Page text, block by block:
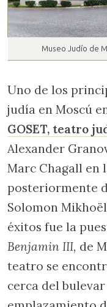
Museo Judío de
Uno de los
judía en Moscú
GOSET, teatro
Alexander
Marc Chagall en
posteriormente
Solomon
éxitos fue la
Benjamin III, de
teatro se
cerca del